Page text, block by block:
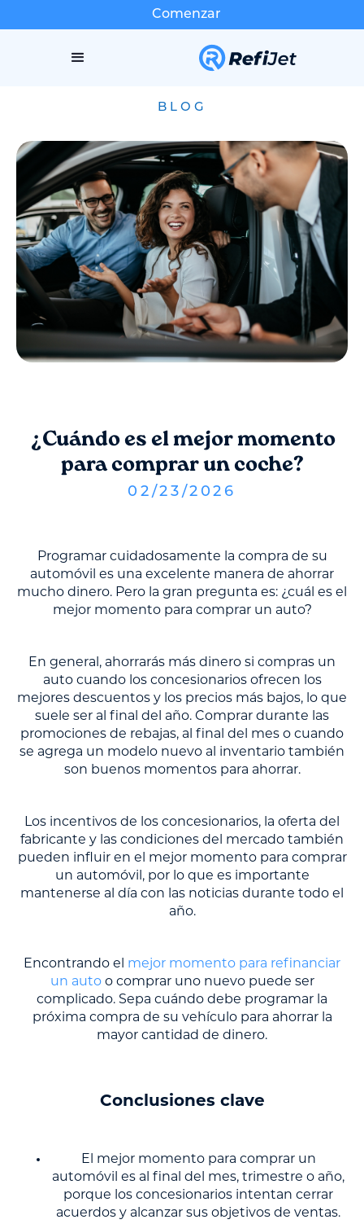
Comenzar
BLOG
¿Cuándo es el mejor momento
para comprar un coche?
02 /23 /2026
Programar cuidadosamente la compra de su
automóvil es una excelente manera de ahorrar
mucho dinero. Pero la gran pregunta es: ¿cuál es el
mejor momento para comprar un auto?
En general, ahorrarás más dinero si compras un
auto cuando los concesionarios ofrecen los
mejores descuentos y los precios más bajos, lo que
suele ser al final del año. Comprar durante las
promociones de rebajas, al final del mes o cuando
se agrega un modelo nuevo al inventario también
son buenos momentos para ahorrar.
Los incentivos de los concesionarios, la oferta del
fabricante y las condiciones del mercado también
pueden influir en el mejor momento para comprar
un automóvil, por lo que es importante
mantenerse al día con las noticias durante todo el
año.
Encontrando el mejor momento para refinanciar
un autoo comprar uno nuevo puede ser
complicado. Sepa cuándo debe programar la
próxima compra de su vehículo para ahorrar la
mayor cantidad de dinero.
Conclusiones clave
El mejor momento para comprar un
automóvil es al final del mes, trimestre o año,
porque los concesionarios intentan cerrar
acuerdos y alcanzar sus objetivos de ventas.